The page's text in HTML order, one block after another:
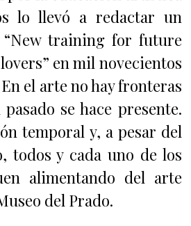
lo llevó a redactar un
“New training for future
en mil novecientos
el arte no hay fronteras
se hace presente.
temporal y, a pesar del
todos y cada uno de los
alimentando del arte
del Prado.